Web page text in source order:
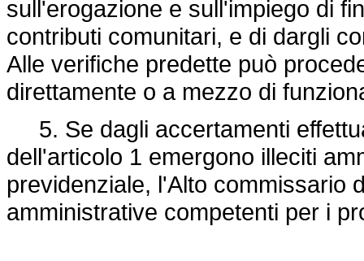
sull'erogazione e sull'impiego di
contributi comunitari, e di dargli
Alle verifiche predette può
direttamente o a mezzo di
5. Se dagli accertamenti
dell'articolo 1 emergono illeciti
previdenziale, l'Alto commissario
amministrative competenti per i